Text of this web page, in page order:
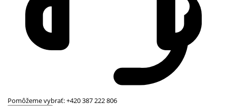
Pomôžeme vybrať:+420 387 222 806